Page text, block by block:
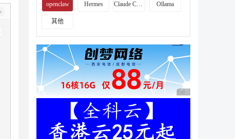
openclaw Hermes Claude Code Ollama
其他
广告 商业广告，理性